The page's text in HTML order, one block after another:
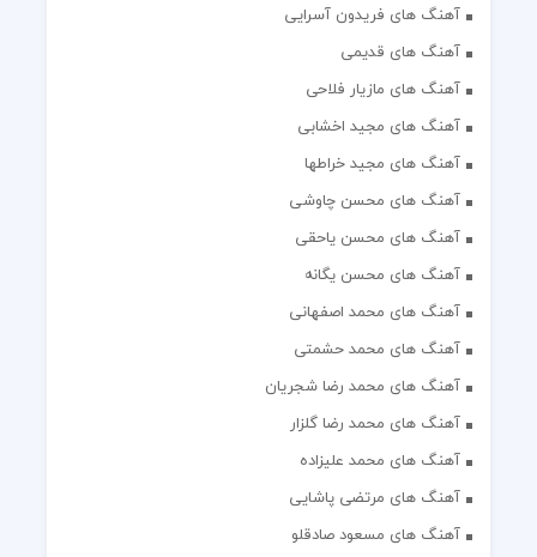
آهنگ های فریدون آسرایی
آهنگ های قدیمی
آهنگ های مازیار فلاحی
آهنگ های مجید اخشابی
آهنگ های مجید خراطها
آهنگ های محسن چاوشی
آهنگ های محسن یاحقی
آهنگ های محسن یگانه
آهنگ های محمد اصفهانی
آهنگ های محمد حشمتی
آهنگ های محمد رضا شجریان
آهنگ های محمد رضا گلزار
آهنگ های محمد علیزاده
آهنگ های مرتضی پاشایی
آهنگ های مسعود صادقلو